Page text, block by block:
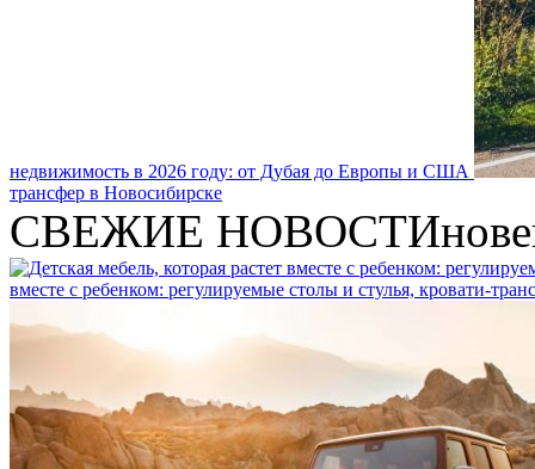
недвижимость в 2026 году: от Дубая до Европы и США
трансфер в Новосибирске
СВЕЖИЕ НОВОСТИ
вместе с ребенком: регулируемые столы и стулья, кровати-